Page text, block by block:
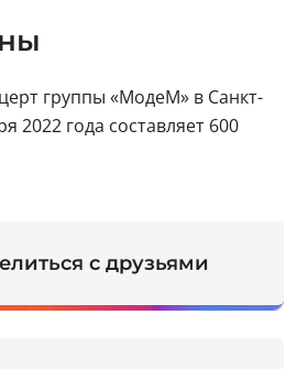
группы «МодеМ» в Санкт-
2022 года составляет 600
с друзьями